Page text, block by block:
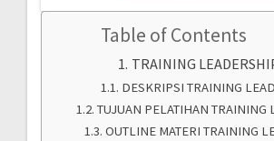
Table of Contents
TRAINING
DESKRIPSI TRAINING
TUJUAN PELATIHAN TRAINING
OUTLINE MATERI TRAINING